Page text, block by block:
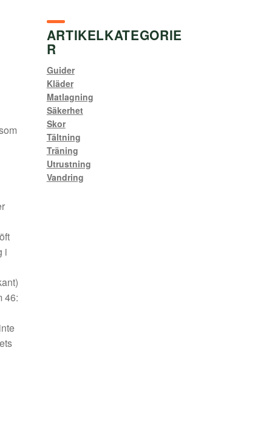
i
46:
ARTIKELKATEGORIE
R
Guider
Kläder
Matlagning
Säkerhet
Skor
Tältning
Träning
Utrustning
Vandring